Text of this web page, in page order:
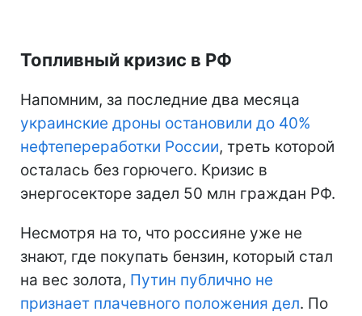
Топливный кризис в РФ
Напомним, за последние два месяца
украинские дроны остановили до 40%
нефтепереработки России, треть которой
осталась без горючего. Кризис в
энергосекторе задел 50 млн граждан РФ.
Несмотря на то, что россияне уже не
знают, где покупать бензин, который стал
на вес золота, Путин публично не
признает плачевного положения дел. По